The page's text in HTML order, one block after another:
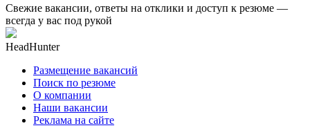
Свежие вакансии, ответы на отклики и доступ к резюме —
всегда у вас под рукой
HeadHunter
Размещение вакансий
Поиск по резюме
О компании
Наши вакансии
Реклама на сайте